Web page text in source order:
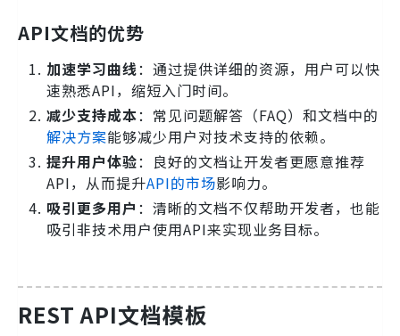
API文档的优势
加速学习曲线：通过提供详细的资源，用户可以快
速熟悉API，缩短入门时间。
减少支持成本：常见问题解答（FAQ）和文档中的
解决方案能够减少用户对技术支持的依赖。
提升用户体验：良好的文档让开发者更愿意推荐
API，从而提升API的市场影响力。
吸引更多用户 ：清晰的文档不仅帮助开发者，也能
吸引非技术用户使用API来实现业务目标。
REST API文档模板